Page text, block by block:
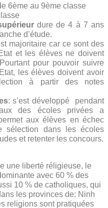
6ème au 9ème classe
dure de 4 à 7 ans
d’étude.
majoritaire car ce sont des
et les élèves ne doivent
pour pouvoir suivre
les élèves doivent avoir
à partir des notes
: s’est développé pendant
des écoles privées a
aux élèves en échec
sélection dans les écoles
et retenter les concours.
une liberté réligieuse, le
avec 60 % des
10 % de catholiques, qui
les provinces de: Ninh
religions sont pratiquées